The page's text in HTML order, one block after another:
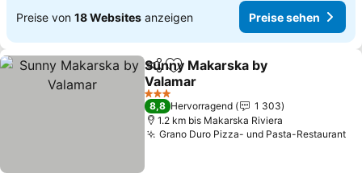
Preise von 18 Websites anzeigen Preise sehen
TeilenZu Favoriten hinzufügen
Sunny Makarska by
Valamar
3 Sterne
8,8 Hervorragend
1 303
1.2 km bis Makarska Riviera
Grano Duro Pizza- und Pasta-Restaurant